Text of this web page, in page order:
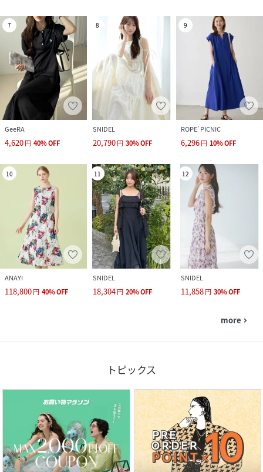
7
GeeRA
4,620円 40%OFF
8
SNIDEL
20,790円 30%OFF
9
ROPE' PICNIC
6,296円 10%OFF
10
ANAYI
118,800円 40%OFF
11
SNIDEL
18,304円 20%OFF
12
SNIDEL
11,858円 30%OFF
more navigate_next
トピックス